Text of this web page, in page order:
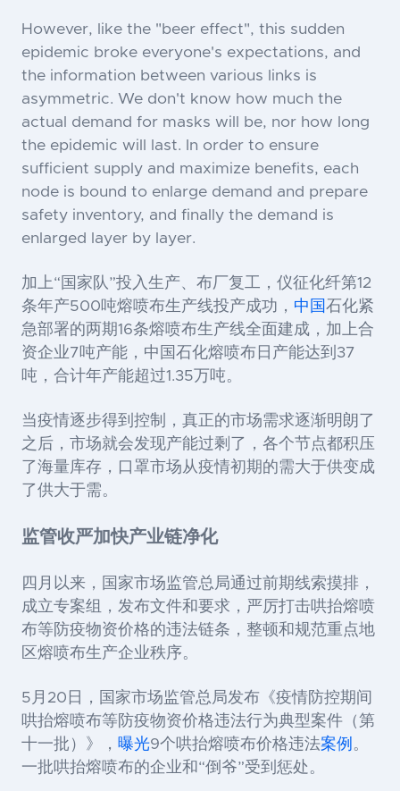
However, like the "beer effect", this sudden
epidemic broke everyone's expectations, and
the information between various links is
asymmetric. We don't know how much the
actual demand for masks will be, nor how long
the epidemic will last. In order to ensure
sufficient supply and maximize benefits, each
node is bound to enlarge demand and prepare
safety inventory, and finally the demand is
enlarged layer by layer.
加上“国家队”投入生产、布厂复工，仪征化纤第12
条年产500吨熔喷布生产线投产成功， 中国石化紧
急部署的两期16条熔喷布生产线全面建成，加上合
资企业7吨产能，中国石化熔喷布日产能达到37
吨，合计年产能超过1.35万吨。
当疫情逐步得到控制，真正的市场需求逐渐明朗了
之后，市场就会发现产能过剩了，各个节点都积压
了海量库存，口罩市场从疫情初期的需大于供变成
了供大于需。
监管收严加快产业链净化
四月以来，国家市场监管总局通过前期线索摸排，
成立专案组，发布文件和要求，严厉打击哄抬熔喷
布等防疫物资价格的违法链条，整顿和规范重点地
区熔喷布生产企业秩序。
5月20日，国家市场监管总局发布《疫情防控期间
哄抬熔喷布等防疫物资价格违法行为典型案件（第
十一批）》， 曝光9个哄抬熔喷布价格违法案例 。
一批哄抬熔喷布的企业和“倒爷”受到惩处。